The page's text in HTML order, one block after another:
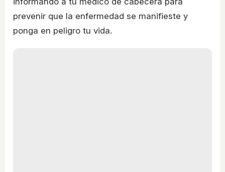
prevenir que la enfermedad se manifieste y
ponga en peligro tu vida.